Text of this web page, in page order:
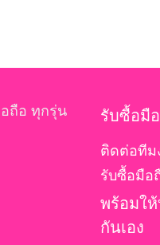
ถือ ทุกรุ่น
รับซื้อมื
ติดต่อทีม
รับซื้อมือ
พร้อมใ
กันเอง